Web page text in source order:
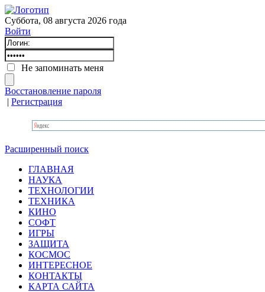
Суббота, 08 августа 2026 года
Войти
Не запоминать меня
Восстановление пароля
| Регистрация
Расширенный поиск
ГЛАВНАЯ
НАУКА
ТЕХНОЛОГИИ
ТЕХНИКА
КИНО
СОФТ
ИГРЫ
ЗАЩИТА
КОСМОС
ИНТЕРЕСНОЕ
КОНТАКТЫ
КАРТА САЙТА